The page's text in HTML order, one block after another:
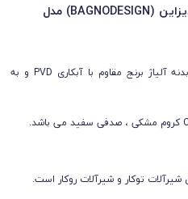
شیر روشویی توکار اهرمی بانیو دیزاین (BAGNODESIGN) مدل
شیر روشویی توکار بانیو دیزاین جنس بدنه آلیاژ برنج مقاوم با آبکاری PVD و به